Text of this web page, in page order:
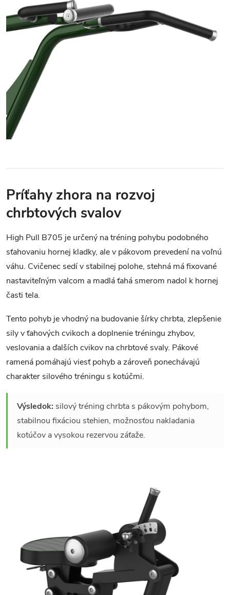
Príťahy zhora na rozvoj
chrbtových svalov
High Pull B705 je určený na tréning pohybu podobného
sťahovaniu hornej kladky, ale v pákovom prevedení na voľnú
váhu. Cvičenec sedí v stabilnej polohe, stehná má fixované
nastaviteľným valcom a madlá ťahá smerom nadol k hornej
časti tela.
Tento pohyb je vhodný na budovanie šírky chrbta, zlepšenie
sily v ťahových cvikoch a doplnenie tréningu zhybov,
veslovania a ďalších cvikov na chrbtové svaly. Pákové
ramená pomáhajú viesť pohyb a zároveň ponechávajú
charakter silového tréningu s kotúčmi.
Výsledok: silový tréning chrbta s pákovým pohybom,
stabilnou fixáciou stehien, možnosťou nakladania
kotúčov a vysokou rezervou záťaže.